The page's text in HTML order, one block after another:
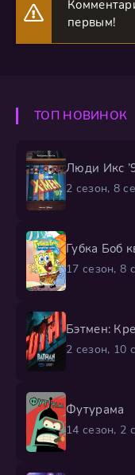
первым!
ТОП НОВИНОК
Люди Икс
2 сезон, 8
Губка Боб
17 сезон, 8
Бэтмен:
2 сезон, 10
Футурама
14 сезон, 2